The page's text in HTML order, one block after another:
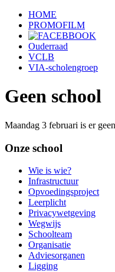
HOME
PROMOFILM
Ouderraad
VCLB
VIA-scholengroep
Geen school
Maandag 3 februari is er
Onze school
Wie is wie?
Infrastructuur
Opvoedingsproject
Leerplicht
Privacywetgeving
Wegwijs
Schoolteam
Organisatie
Adviesorganen
Ligging